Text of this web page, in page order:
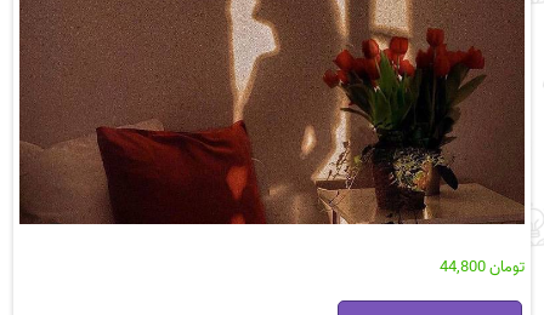
تومان44,800
رمان